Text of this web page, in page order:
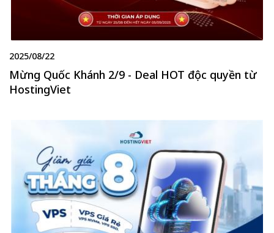
2025/08/22
Mừng Quốc Khánh 2/9 - Deal HOT độc quyền từ
HostingViet